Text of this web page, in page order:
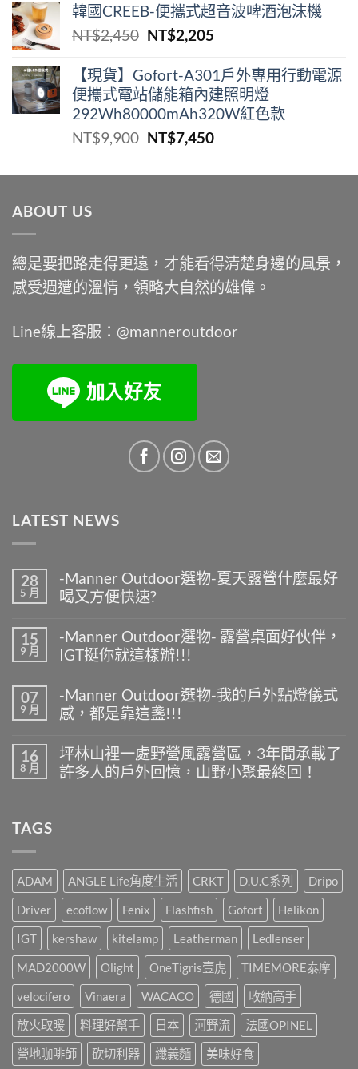
價
格：
價
格：
韓國CREEB-便攜式超⾳波啤酒泡沫機
NT$2,450 原
價
格：
NT$2,450。
NT$2,205目
價
格：
NT$2,205。
【現貨】Gofort-A301戶外專用行動電源
便攜式電站儲能箱內建照明燈
292Wh80000mAh320W紅色款
NT$9,900 原
價
NT$7,450目
價
ABOUT US
總是要把路走得更遠，才能看得清楚身邊的風景，
感受週遭的溫情，領略大自然的雄偉。
Line線上客服：@manneroutdoor
LATEST NEWS
28
5 月
-Manner Outdoor選物-夏天露營什麼最好
喝又方便快速?
Manner
Outdoor
夏
天
露
什
麼
最
好
中
無
留
言
15
9 月
-Manner Outdoor選物- 露營桌面好伙伴，
IGT挺你就這樣辦!!!
Manner
Outdoor
選
露
營
桌
這
樣
辦!!!〉
中
無
留
言
07
9 月
-Manner Outdoor選物-我的戶外點燈儀式
感，都是靠這盞!!!
〈-
Manner
Outdoor
選
燈
式
感，
都
是
靠
這
盞!!!〉
中
無
留
言
16
8 月
坪林山裡一處野營風露營區，3年間承載了
許多人的戶外回憶，山野小聚最終回！
處
營
露
營
區，
3
年
間
承
載
了
許
多
人
TAGS
ADAM ANGLE Life角度生活 CRKT D.U.C系列
Dripo
Driver
ecoflow Fenix Flashfish Gofort
Helikon
IGT
kershaw kitelamp Leatherman
Ledlenser
MAD2000W
Olight OneTigris壹虎
TIMEMORE泰摩
velocifero
Vinaera WACACO 德國
收納高手
放火取暖
料理好幫手 日本 河野流
法國OPINEL
營地咖啡師
砍切利器 纖義麵 美味好食